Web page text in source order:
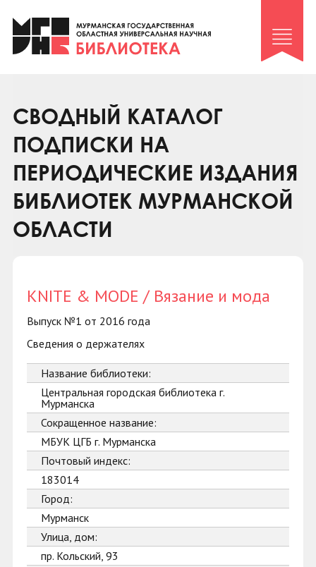
Клуб «Гиря и сельдерей»
Клуб «Семейный архив»
Коллегам
Контакты
СВОДНЫЙ КАТАЛОГ
ПОДПИСКИ НА
ПЕРИОДИЧЕСКИЕ ИЗДАНИЯ
БИБЛИОТЕК МУРМАНСКОЙ
ОБЛАСТИ
KNITE & MODE / Вязание и мода
Выпуск №1 от 2016 года
Сведения о держателях
Название библиотеки:
Центральная городская библиотека г.
Мурманска
Сокращенное название:
МБУК ЦГБ г. Мурманска
Почтовый индекс:
183014
Город:
Мурманск
Улица, дом:
пр. Кольский, 93